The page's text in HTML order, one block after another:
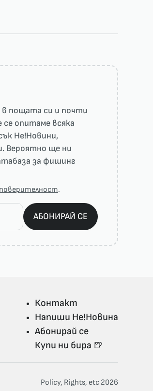
в пощата си и почти
се опитаме всяка
He!Новини,
Вероятно ще ни
за фишинг
.
АБОНИРАЙ СЕ
Контакт
Напиши Не!Новина
Абонирай се
Купи ни бира 🍺
Policy, Rights, etc 2026